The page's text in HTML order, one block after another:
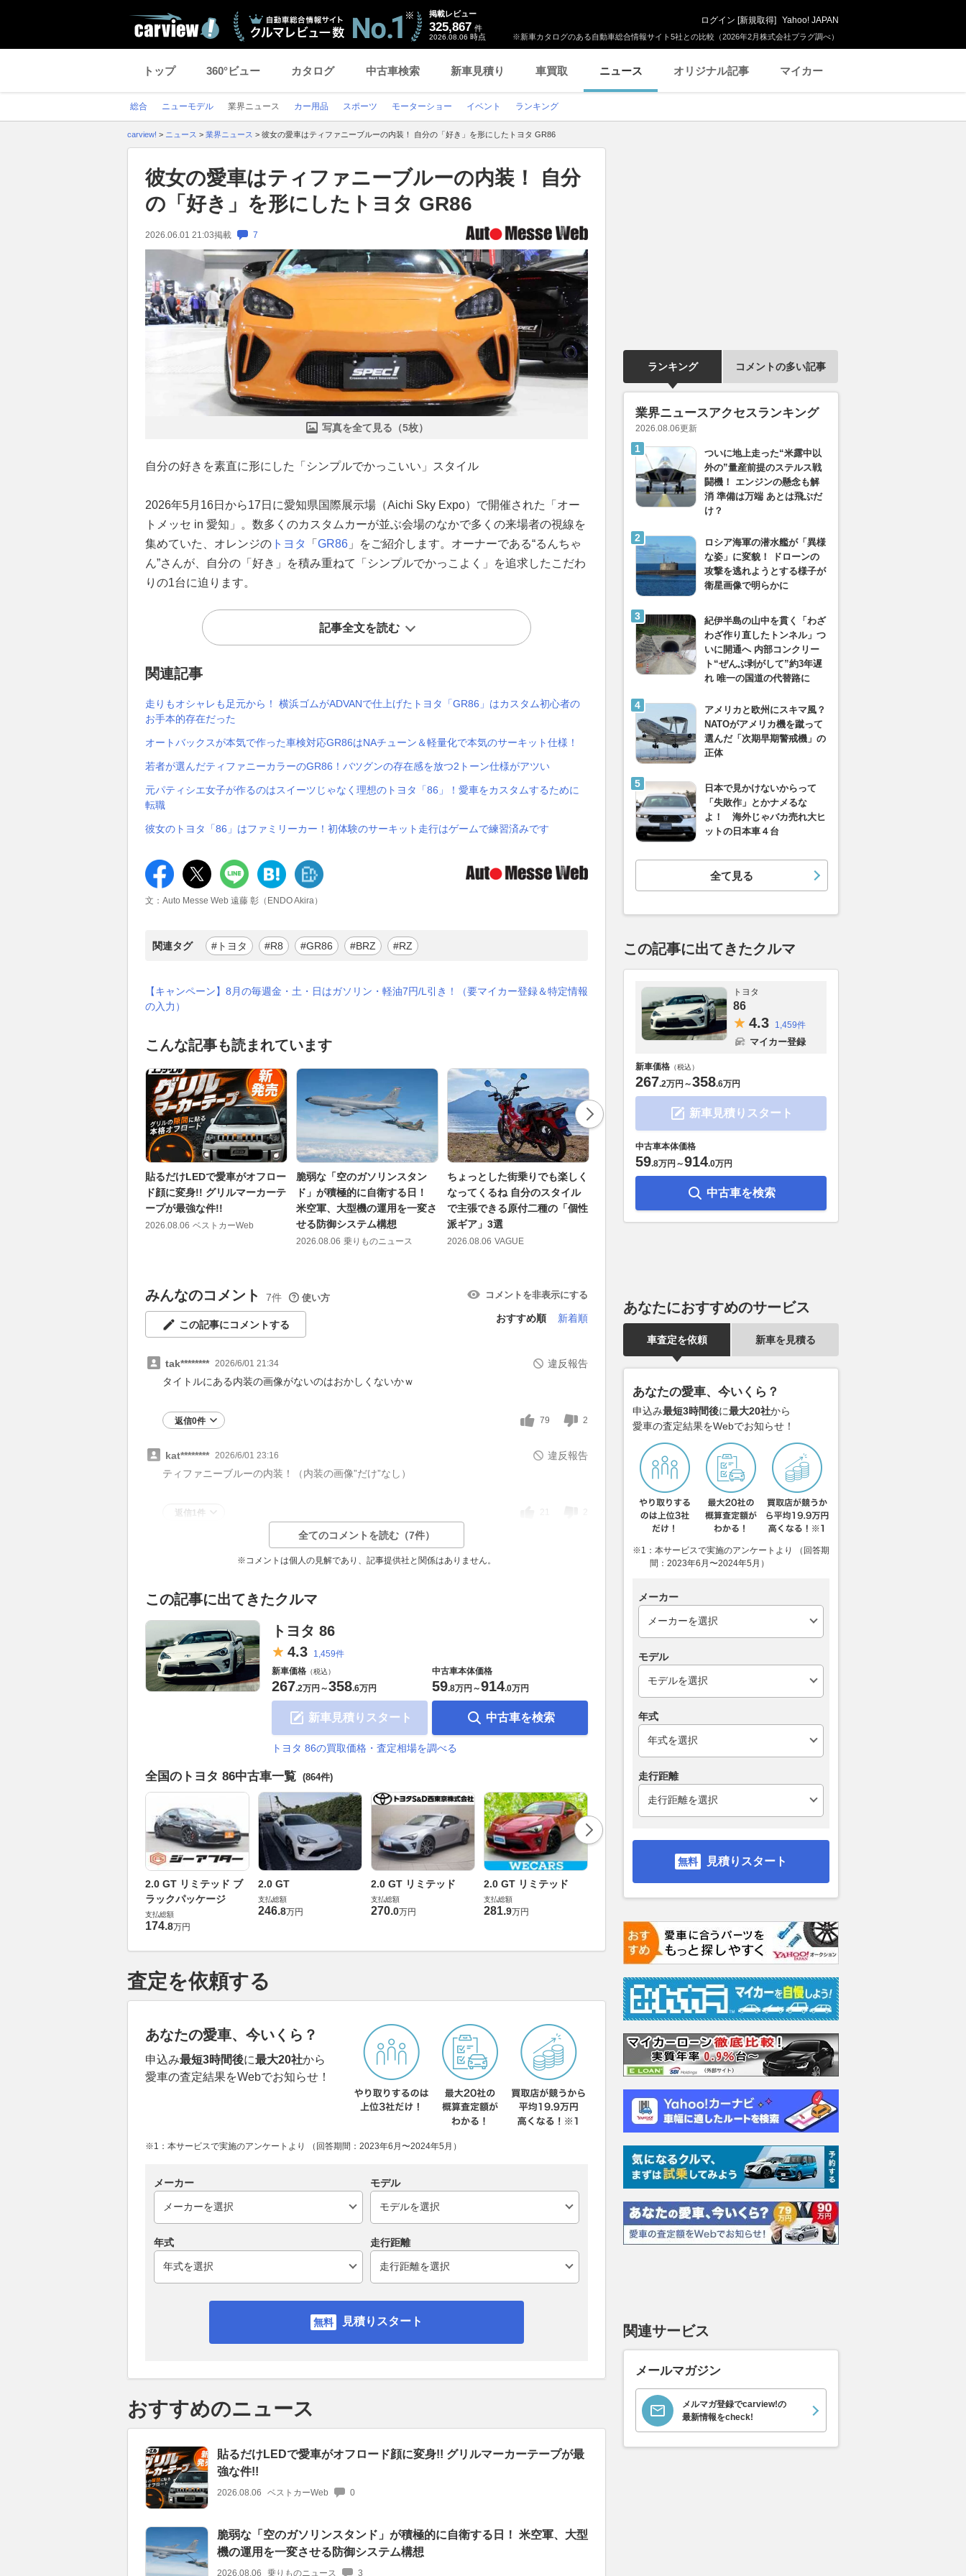
※新車カタログのある自動車総合情報サイト5社との比較（2026年2月株式会社プラグ調べ）
掲載レビュー
325,867 件
2026.08.06 時点
ログイン [新規取得] Yahoo! JAPAN
トップ 360°ビュー カタログ 中古車検索 新車見積り 車買取 ニュース オリジナル記事 マイカー
総合 ニューモデル 業界ニュース カー用品 スポーツ モーターショー イベント ランキング
carview! > ニュース > 業界ニュース > 彼女の愛車はティファニーブルーの内装！ 自分の「好き」を形にしたトヨタ GR86
彼女の愛車はティファニーブルーの内装！ 自分
の「好き」を形にしたトヨタ GR86
2026.06.01 21:03掲載 7
写真を全て見る（5枚）
自分の好きを素直に形にした「シンプルでかっこいい」スタイル
2026年5月16日から17日に愛知県国際展示場（Aichi Sky Expo）で開催された「オー
トメッセ in 愛知」。数多くのカスタムカーが並ぶ会場のなかで多くの来場者の視線を
集めていた、オレンジの トヨタ 「 GR86 」をご紹介します。オーナーである“るんちゃ
ん”さんが、自分の「好き」を積み重ねて「シンプルでかっこよく」を追求したこだわ
りの1台に迫ります。
記事全文を読む
関連記事
走りもオシャレも足元から！ 横浜ゴムがADVANで仕上げたトヨタ「GR86」はカスタム初心者の
お手本的存在だった
オートバックスが本気で作った車検対応GR86はNAチューン＆軽量化で本気のサーキット仕様！
若者が選んだティファニーカラーのGR86！バツグンの存在感を放つ2トーン仕様がアツい
元パティシエ女子が作るのはスイーツじゃなく理想のトヨタ「86」！愛車をカスタムするために
転職
彼女のトヨタ「86」はファミリーカー！初体験のサーキット走行はゲームで練習済みです
文：Auto Messe Web 遠藤 彰（ENDO Akira）
関連タグ #トヨタ #R8 #GR86 #BRZ #RZ
【キャンペーン】8月の毎週金・土・日はガソリン・軽油7円/L引き！（要マイカー登録＆特定情報
の入力）
こんな記事も読まれています
貼るだけLEDで愛車がオフロー
ド顔に変身!! グリルマーカーテ
ープが最強な件!!
2026.08.06 ベストカーWeb
脆弱な「空のガソリンスタン
ド」が積極的に自衛する日！
米空軍、大型機の運用を一変さ
せる防御システム構想
2026.08.06 乗りものニュース
ちょっとした街乗りでも楽しく
なってくるね 自分のスタイル
で主張できる原付二種の「個性
派ギア」3選
2026.08.06 VAGUE
ダイハツとトヨタGRが生んだ
奇跡の１台！ 「コペン GR
SPORT」を手に入れられる時
間はあとわずか!!
航続距離750kmを誇るDSの新
世代フラッグシップEVセダン
「N°8」の全貌
2026.08.06 @DIME
みんなのコメント 7件 使い方 コメントを非表示にする
この記事にコメントする
おすすめ順 新着順
tak******** 2026/6/01 21:34
違反報告
タイトルにある内装の画像がないのはおかしくないかｗ
返信0件 79 2
kat******** 2026/6/01 23:16
違反報告
ティファニーブルーの内装！（内装の画像”だけ”なし）
返信1件
全てのコメントを読む（7件）
※コメントは個人の見解であり、記事提供社と関係はありません。
この記事に出てきたクルマ
トヨタ 86
4.3
1,459件
新車価格 （税込）
267.2万円 ～358.6万円
新車見積りスタート
中古車本体価格
59.8万円 ～914.0万円
中古車を検索
トヨタ 86の買取価格・査定相場を調べる
全国のトヨタ 86中古車一覧 (864件)
2.0 GT リミテッド ブ
ラックパッケージ
支払総額
174.8万円
2.0 GT
支払総額
246.8万円
2.0 GT リミテッド
支払総額
270.0万円
2.0 GT リミテッド
支払総額
281.9万円
8万円 349
査定を依頼する
あなたの愛車、今いくら？
申込み最短3時間後に最大20社から
愛車の査定結果をWebでお知らせ！
※1：本サービスで実施のアンケートより （回答期間：2023年6月〜2024年5月）
メーカー モデル
年式 走行距離
見積りスタート
おすすめのニュース
貼るだけLEDで愛車がオフロード顔に変身!! グリルマーカーテープが最
強な件!!
2026.08.06 ベストカーWeb 0
脆弱な「空のガソリンスタンド」が積極的に自衛する日！ 米空軍、大型
機の運用を一変させる防御システム構想
2026.08.06 乗りものニュース 3
ランキング コメントの多い記事
業界ニュースアクセスランキング
2026.08.06更新
ついに地上走った“米露中以
外の”量産前提のステルス戦
闘機！ エンジンの懸念も解
消 準備は万端 あとは飛ぶだ
け？
ロシア海軍の潜水艦が「異様
な姿」に変貌！ ドローンの
攻撃を逃れようとする様子が
衛星画像で明らかに
紀伊半島の山中を貫く「わざ
わざ作り直したトンネル」つ
いに開通へ 内部コンクリー
ト“ぜんぶ剥がして”約3年遅
れ 唯一の国道の代替路に
アメリカと欧州にスキマ風？
NATOがアメリカ機を蹴って
選んだ「次期早期警戒機」の
正体
日本で見かけないからって
「失敗作」とかナメるな
よ！ 海外じゃバカ売れ大ヒ
ットの日本車４台
全て見る
この記事に出てきたクルマ
トヨタ
86
4.3 1,459件
マイカー登録
新車価格 （税込）
267.2万円 ～358.6万円
新車見積りスタート
中古車本体価格
59.8万円 ～914.0万円
中古車を検索
あなたにおすすめのサービス
車査定を依頼 新車を見積る
あなたの愛車、今いくら？
申込み最短3時間後に最大20社から
愛車の査定結果をWebでお知らせ！
※1：本サービスで実施のアンケートより （回答期
間：2023年6月〜2024年5月）
メーカー
モデル
年式
走行距離
見積りスタート
関連サービス
メールマガジン
メルマガ登録でcarview!の
最新情報をcheck!